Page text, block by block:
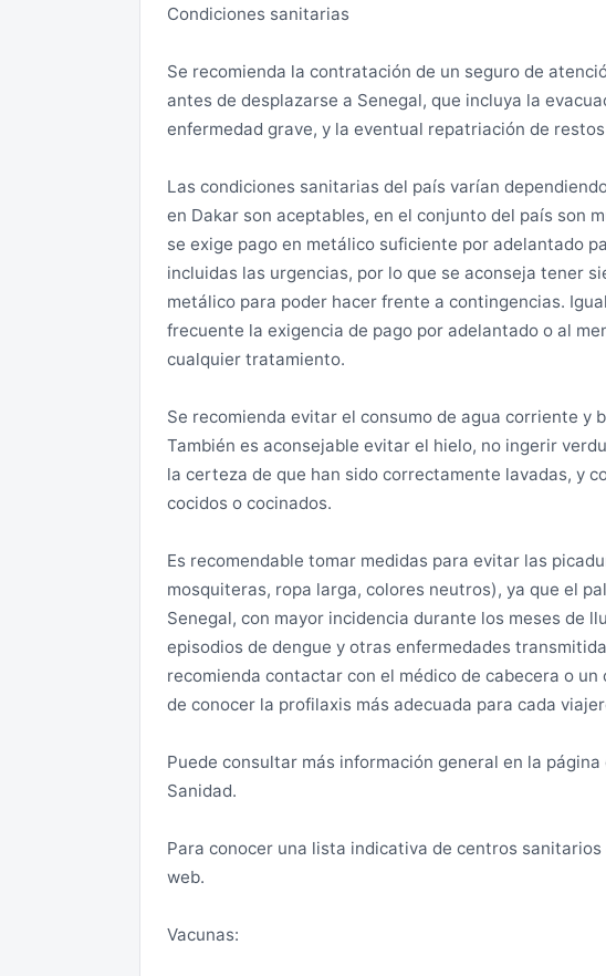
contratados.
Tenga cuidado con potenciales estafas relativas a
Conviene extremar las medidas de seguridad en las
pretexto de trabar amistad, vender artículos o servir
que se han producido casos de asaltos a mujeres que
Se recomienda no lucir ropa o joyas ostentosas, así
pasaporte, los documentos de identidad, el dinero,
y los teléfonos móviles. Es aconsejable llevar encima
para facilitar la correcta identificación.
En Dakar, estas autoridades aprecian un moderado
detectado en los últimos tiempos un claro incremento
del “tirón”, generalmente realizado desde una moto,
pasear se aconseja alejarse de la vía de circulación
a la hora de pasear o hacer deporte en toda la ciudad
asaltos se realizan durante los trayectos en taxi,
atasco, por lo que hay que comprobar que las puertas
cuando alguien desde el exterior lo pide y tampoco
Se han producido también recientemente algunos
posible.
privados, debe extremarse el cuidado a la hora de
ruta son relativamente frecuentes. En caso de
los efectos del alcohol está penada por la ley con
dirigirse a la “Police des Étrangers et des Titres de
Vacunas
La vacuna de la fiebre amarilla es recomendable para
viajeros con edad superior a los 9 años que ingresen
riesgo de transmisión de la fiebre amarilla, así como
aeropuerto de un país en el que exista riego de
Condiciones sanitarias
Se recomienda la contratación de un seguro de
antes de desplazarse a Senegal, que incluya la
enfermedad grave, y la eventual repatriación de
Las condiciones sanitarias del país varían
en Dakar son aceptables, en el conjunto del país son
se exige pago en metálico suficiente por adelantado
incluidas las urgencias, por lo que se aconseja tener
metálico para poder hacer frente a contingencias.
frecuente la exigencia de pago por adelantado o al
cualquier tratamiento.
Se recomienda evitar el consumo de agua corriente y
También es aconsejable evitar el hielo, no ingerir
la certeza de que han sido correctamente lavadas, y
cocidos o cocinados.
Es recomendable tomar medidas para evitar las
mosquiteras, ropa larga, colores neutros), ya que el
Senegal, con mayor incidencia durante los meses de
episodios de dengue y otras enfermedades
recomienda contactar con el médico de cabecera o
de conocer la profilaxis más adecuada para cada
Puede consultar más información general en la
Sanidad.
Para conocer una lista indicativa de centros
web.
Vacunas: